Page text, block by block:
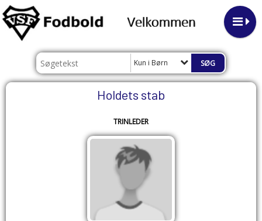
Kun i Børn
Holdets stab
TRINLEDER